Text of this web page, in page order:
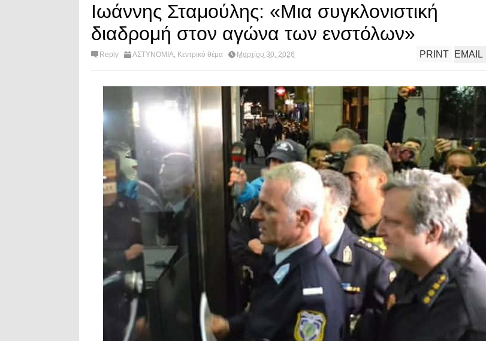
Ιωάννης Σταμούλης: «Μια συγκλονιστική
διαδρομή στον αγώνα των ενστόλων»
Reply ΑΣΤΥΝΟΜΙΑ, Κεντρικό θέμα Μαρτίου 30, 2026 PRINT EMAIL